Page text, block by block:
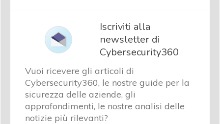
Iscriviti alla
newsletter di
Cybersecurity360
Vuoi ricevere gli articoli di
Cybersecurity360, le nostre guide per la
sicurezza delle aziende, gli
approfondimenti, le nostre analisi delle
notizie più rilevanti?